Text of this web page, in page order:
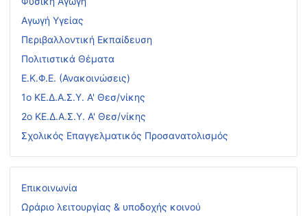
Αγωγή Υγείας
Περιβαλλοντική Εκπαίδευση
Πολιτιστικά Θέματα
Ε.Κ.Φ.Ε. (Ανακοινώσεις)
1ο ΚΕ.Δ.Α.Σ.Υ. Α' Θεσ/νίκης
2ο ΚΕ.Δ.Α.Σ.Υ. Α' Θεσ/νίκης
Σχολικός Επαγγελματικός Προσανατολισμός
Επικοινωνία
Ωράριο λειτουργίας & υποδοχής κοινού